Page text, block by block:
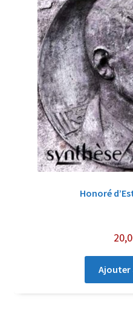
Honoré
Ajouter